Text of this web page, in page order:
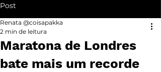
Post
Maratona de Londres
bate mais um recorde
Renata @coisapakka
2 min de leitura